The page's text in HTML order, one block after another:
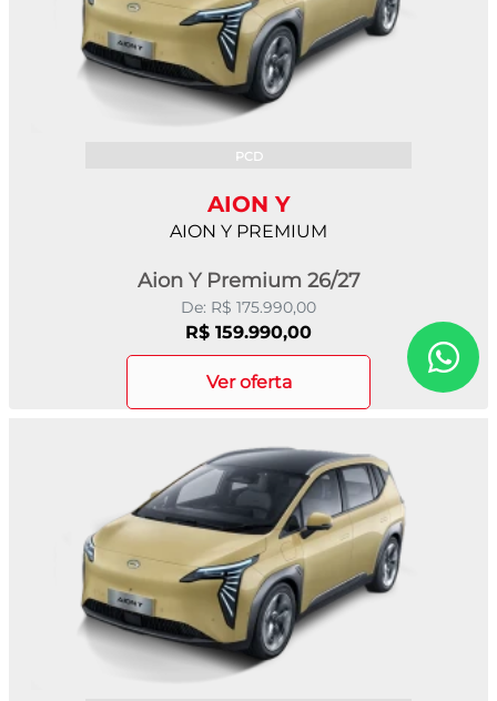
AION Y
AION Y PREMIUM
Aion Y Premium 26/27
PCD
De: R$ 175.990,00
R$ 159.990,00
ver oferta